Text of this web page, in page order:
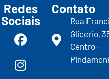
Redes
Sociais
Contato
Rua
Glicerio,
Centro -